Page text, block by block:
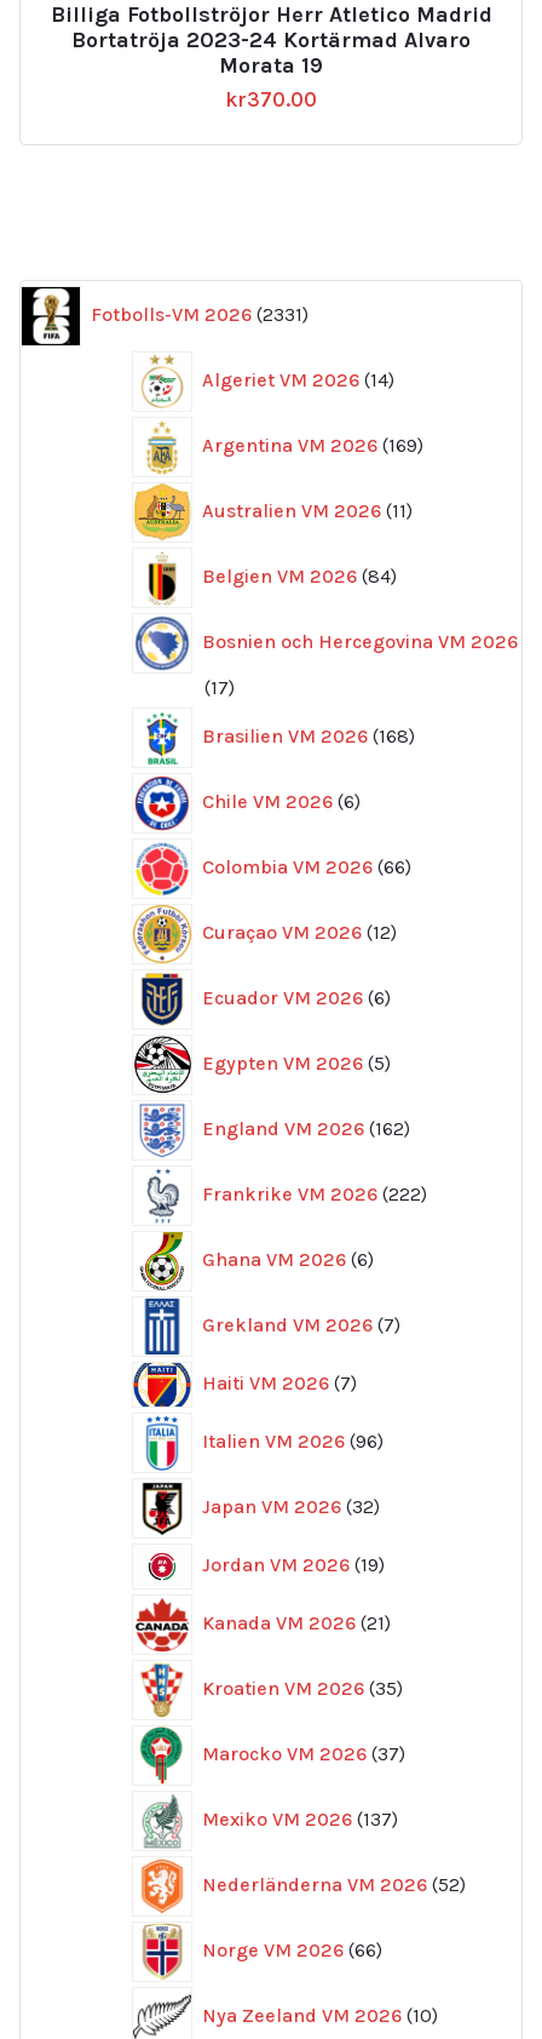
Billiga Fotbollströjor Herr Atletico Madrid
Bortatröja 2023-24 Kortärmad Alvaro
Morata 19
kr370.00
Fotbolls-VM 2026 2331
produkter
Algeriet VM 2026 14
produkter
Argentina VM 2026 169
produkter
Australien VM 2026 11
produkter
Belgien VM 2026 84
produkter
Bosnien och Hercegovina VM 2026
1717
Brasilien VM 2026 168
produkter
Chile VM 2026 6
produkter
Colombia VM 2026 66
produkter
Curaçao VM 2026 12
produkter
Ecuador VM 2026 6
produkter
Egypten VM 2026 5
produkter
England VM 2026 162
produkter
Frankrike VM 2026 222
produkter
Ghana VM 2026 6
produkter
Grekland VM 2026 7
produkter
Haiti VM 2026 77
Italien VM 2026 96
produkter
Japan VM 2026 32
produkter
Jordan VM 2026 1919
Kanada VM 2026 21
produkter
Kroatien VM 2026 35
produkter
Marocko VM 2026 37
produkter
Mexiko VM 2026 137
produkter
Nederländerna VM 2026 52
Norge VM 2026 66
produkter
Nya Zeeland VM 2026 10
produkter